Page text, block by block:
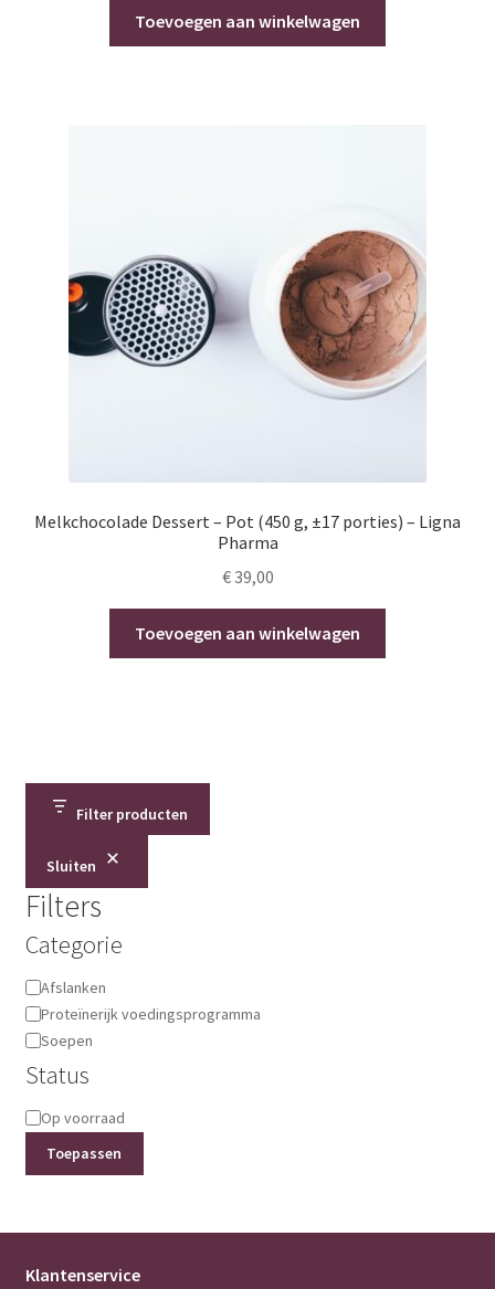
Toevoegen aan winkelwagen
Melkchocolade Dessert – Pot (450 g, ±17 porties) – Ligna
Pharma
€39,00
Toevoegen aan winkelwagen
Filter producten
Sluiten
Filters
Categorie
Categorie
Afslanken
Proteïnerijk voedingsprogramma
Soepen
Status
Status
Op voorraad
Toepassen
Klantenservice